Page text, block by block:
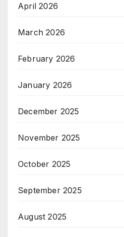
April 2026
March 2026
February 2026
January 2026
December 2025
November 2025
October 2025
September 2025
August 2025